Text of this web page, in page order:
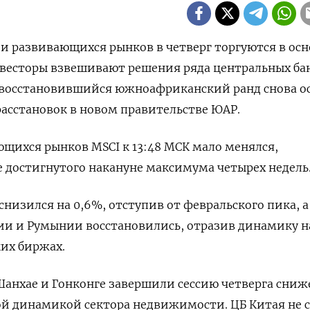
развивающихся рынков в четверг торгуются в
взвешивают решения ряда центральных
южноафриканский ранд снова
в новом правительстве ЮАР.
рынков MSCI к 13:48 МСК мало менялся,
накануне максимума четырех
на 0,6%, отступив от февральского пика,
и Румынии восстановились, отразив динамику
биржах.
и Гонконге завершили сессию четверга
динамикой сектора недвижимости. ЦБ Китая не